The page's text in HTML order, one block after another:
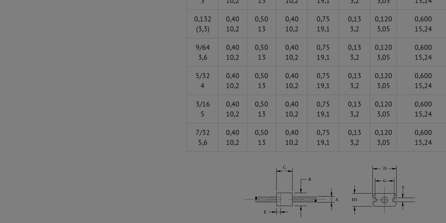
0,132
(3,3)
0,40
10,2
0,50
13
0,40
10,2
0,75
19,1
0,13
3,2
0,120
3,05
0,600
15,24
9/64
3,6
0,40
10,2
0,50
13
0,40
10,2
0,75
19,1
0,13
3,2
0,120
3,05
0,600
15,24
5/32
4
0,40
10,2
0,50
13
0,40
10,2
0,75
19,1
0,13
3,2
0,120
3,05
0,600
15,24
3/16
5
0,40
10,2
0,50
13
0,40
10,2
0,75
19,1
0,13
3,2
0,120
3,05
0,600
15,24
7/32
5,6
0,40
10,2
0,50
13
0,40
10,2
0,75
19,1
0,13
3,2
0,120
3,05
0,600
15,24